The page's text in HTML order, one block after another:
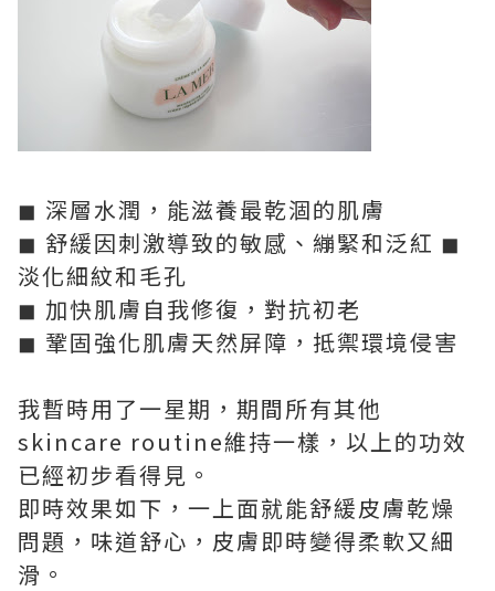
◼ 深層水潤，能滋養最乾涸的肌膚
◼ 舒緩因刺激導致的敏感、繃緊和泛紅 ◼
淡化細紋和毛孔
◼ 加快肌膚自我修復，對抗初老
◼ 鞏固強化肌膚天然屏障，抵禦環境侵害
我暫時用了一星期，期間所有其他
skincare routine維持一樣，以上的功效
已經初步看得見。
即時效果如下，一上面就能舒緩皮膚乾燥
問題，味道舒心，皮膚即時變得柔軟又細
滑。